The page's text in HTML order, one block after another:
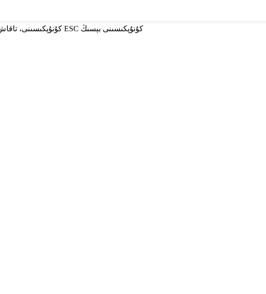
ئىزدەش ئۈچۈن Enter كۇنۇپكىسىنى، تاقاش ئۈچۈن ESC كۇنۇپكىسىنى بېسىڭ